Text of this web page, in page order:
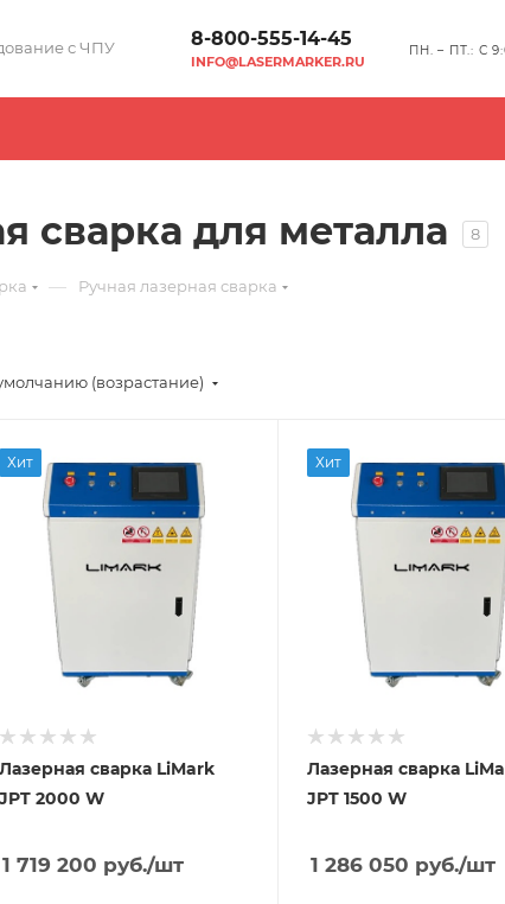
с ЧПУ 8-800-555-14-45
INFO@LASERMARKER.RU
ПН. – ПТ.: С
сварка для металла 8
— Ручная лазерная сварка
(возрастание)
Хит
Лазерная сварка LiMark
JPT 2000 W
1 719 200 руб./шт
Хит
Лазерная сварка
JPT 1500 W
1 286 050 руб./шт